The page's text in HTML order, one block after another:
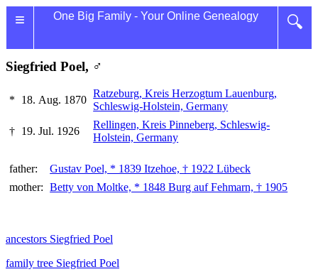
≡ 🔍
One Big Family - Your Online Genealogy
Siegfried Poel, ♂
* 18. Aug. 1870
Ratzeburg, Kreis Herzogtum Lauenburg,
Schleswig-Holstein, Germany
† 19. Jul. 1926
Rellingen, Kreis Pinneberg, Schleswig-
Holstein, Germany
father:
Gustav Poel, * 1839 Itzehoe, † 1922 Lübeck
mother: Betty von Moltke, * 1848 Burg auf Fehmarn, † 1905
ancestors Siegfried Poel
family tree Siegfried Poel